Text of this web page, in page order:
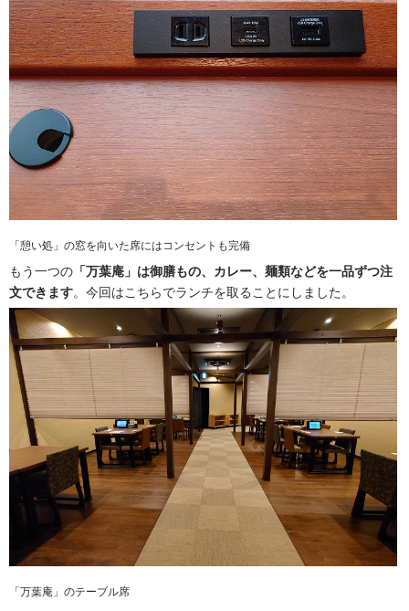
「憩い処」の窓を向いた席にはコンセントも完備
もう一つの 「万葉庵」は御膳もの、カレー、麺類などを一品ずつ注
文できます。今回はこちらでランチを取ることにしました。
「万葉庵」のテーブル席